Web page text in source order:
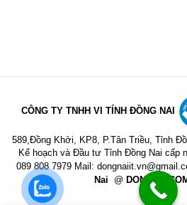
CÔNG TY TNHH VI TÍNH ĐỒNG NAI
589,Đồng Khởi, KP8, P.Tân Triều, Tỉnh
Kế hoạch và Đầu tư Tỉnh Đồng Nai cấp
089 808 7979 Mail:
Nai @